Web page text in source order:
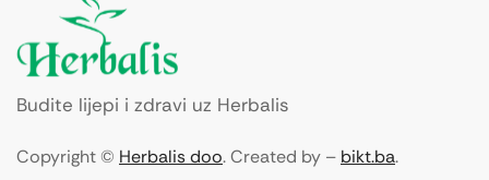
Budite lijepi i zdravi uz Herbalis
Copyright © Herbalis doo. Created by – bikt.ba.